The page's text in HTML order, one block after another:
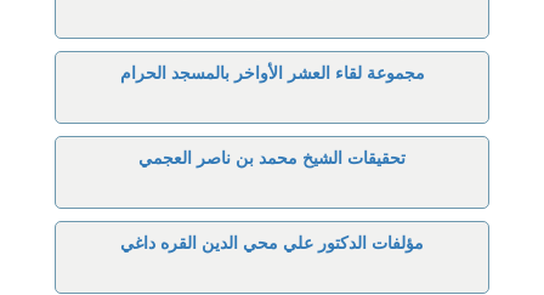
مجموعة لقاء العشر الأواخر بالمسجد الحرام
تحقيقات الشيخ محمد بن ناصر العجمي
مؤلفات الدكتور علي محي الدين القره داغي